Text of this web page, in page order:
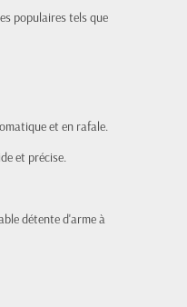
populaires tels que
et en rafale.
et précise.
détente d'arme à